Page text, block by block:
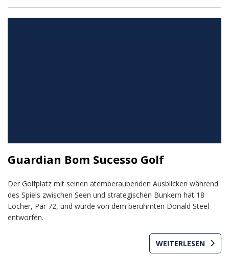
Guardian Bom Sucesso Golf
Der Golfplatz mit seinen atemberaubenden Ausblicken während
des Spiels zwischen Seen und strategischen Bunkern hat 18
Löcher, Par 72, und wurde von dem berühmten Donald Steel
entworfen.
WEITERLESEN